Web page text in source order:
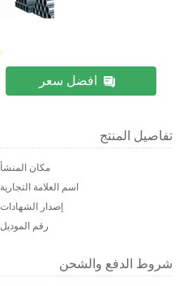
افضل سعر
تفاصيل المنتج
مكان
اسم العلامة
إصدار
رقم
شروط الدفع والشحن